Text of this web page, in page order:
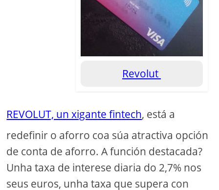
Revolut
REVOLUT, un xigante fintech, está a
redefinir o aforro coa súa atractiva opción
de conta de aforro. A función destacada?
Unha taxa de interese diaria do 2,7% nos
seus euros, unha taxa que supera con